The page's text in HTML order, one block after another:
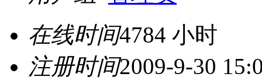
在线时间4784 小时
注册时间2009-9-30